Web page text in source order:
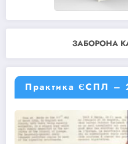
ЗАБОРОНА
Практика ЄСПЛ –